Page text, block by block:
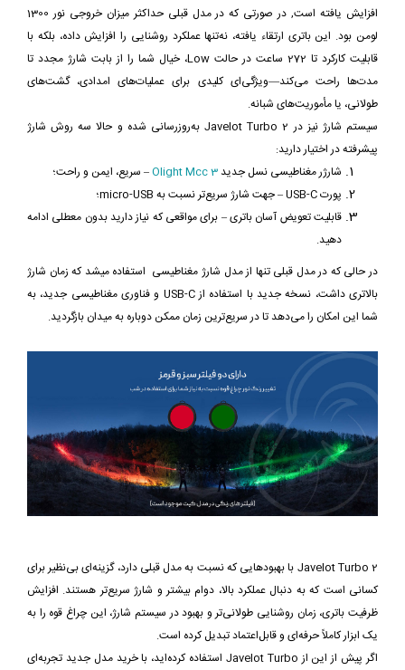
افزایش یافته است, در صورتی که در مدل قبلی حداکثر میزان خروجی نور 1300
لومن بود. این باتری ارتقاء یافته، نه‌تنها عملکرد روشنایی را افزایش داده، بلکه با
قابلیت کارکرد تا 272 ساعت در حالت Low، خیال شما را از بابت شارژ مجدد تا
مدت‌ها راحت می‌کند—ویژگی‌ای کلیدی برای عملیات‌های امدادی، گشت‌های
طولانی، یا مأموریت‌های شبانه.
سیستم شارژ نیز در Javelot Turbo 2 به‌روزرسانی شده و حالا سه روش شارژ
پیشرفته در اختیار دارید:
شارژر مغناطیسی نسل جدید Olight Mcc 3– سریع، ایمن و راحت؛
پورت USB-C – جهت شارژ سریع‌تر نسبت به micro-USB؛
قابلیت تعویض آسان باتری – برای مواقعی که نیاز دارید بدون معطلی ادامه
دهید.
در حالی که در مدل قبلی تنها از مدل شارژ مغناطیسی استفاده میشد که زمان شارژ
بالاتری داشت، نسخه جدید با استفاده از USB-C و فناوری مغناطیسی جدید، به
شما این امکان را می‌دهد تا در سریع‌ترین زمان ممکن دوباره به میدان بازگردید.
Javelot Turbo 2 با بهبودهایی که نسبت به مدل قبلی دارد، گزینه‌ای بی‌نظیر برای
کسانی است که به دنبال عملکرد بالا، دوام بیشتر و شارژ سریع‌تر هستند. افزایش
ظرفیت باتری، زمان روشنایی طولانی‌تر و بهبود در سیستم شارژ، این چراغ قوه را به
یک ابزار کاملاً حرفه‌ای و قابل‌اعتماد تبدیل کرده است.
اگر پیش از این از Javelot Turbo استفاده کرده‌اید، با خرید مدل جدید تجربه‌ای